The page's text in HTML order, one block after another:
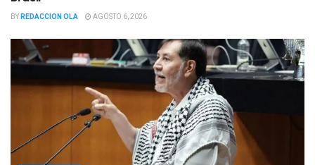
BYREDACCION OLA AGOSTO 6, 2026